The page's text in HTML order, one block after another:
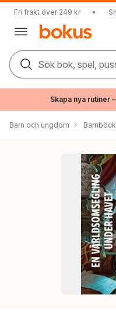
Fri frakt över 249 kr •
Sök bok, spel,
Skapa nya rutiner
Barn och ungdom